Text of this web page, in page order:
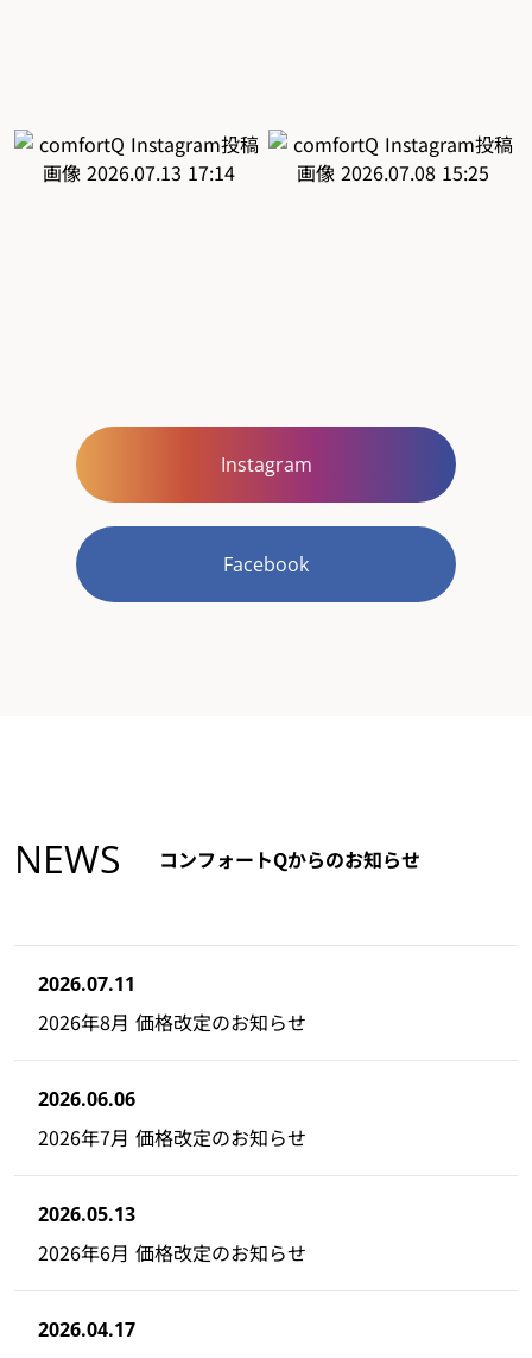
Instagram
Facebook
NEWS コンフォートQからのお知らせ
2026.07.11
2026年8月 価格改定のお知らせ
2026.06.06
2026年7月 価格改定のお知らせ
2026.05.13
2026年6月 価格改定のお知らせ
2026.04.17